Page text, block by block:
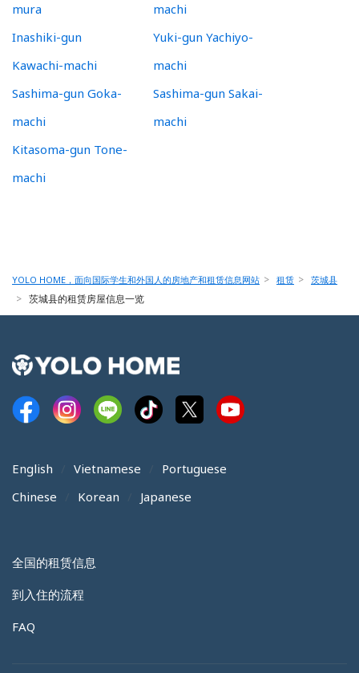
mura
machi
Inashiki-gun
Kawachi-machi
Yuki-gun Yachiyo-
machi
Sashima-gun Goka-
machi
Sashima-gun Sakai-
machi
Kitasoma-gun Tone-
machi
YOLO HOME，面向国际学生和外国人的房地产和租赁信息网站 租赁 茨城县
茨城县的租赁房屋信息一览
English Vietnamese
Portuguese
Chinese
Korean Japanese
全国的租赁信息
到入住的流程
FAQ